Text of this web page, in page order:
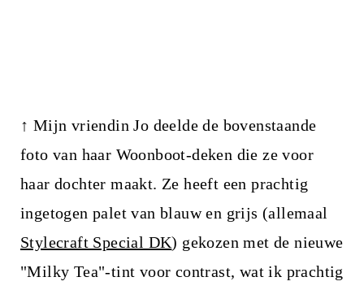
↑ Mijn vriendin Jo deelde de bovenstaande
foto van haar Woonboot-deken die ze voor
haar dochter maakt. Ze heeft een prachtig
ingetogen palet van blauw en grijs (allemaal
Stylecraft Special DK) gekozen met de nieuwe
"Milky Tea"-tint voor contrast, wat ik prachtig